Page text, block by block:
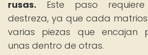
rusas. Este paso
destreza, ya que cada
varias piezas que encajan
unas dentro de otras.